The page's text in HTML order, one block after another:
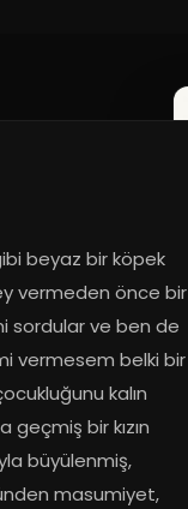
beyaz bir köpek
vermeden önce bir
sordular ve ben de
vermesem belki bir
kalın
geçmiş bir kızın
büyülenmiş,
masumiyet,